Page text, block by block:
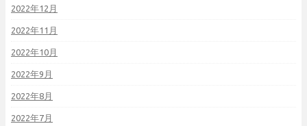
2022年12月
2022年11月
2022年10月
2022年9月
2022年8月
2022年7月